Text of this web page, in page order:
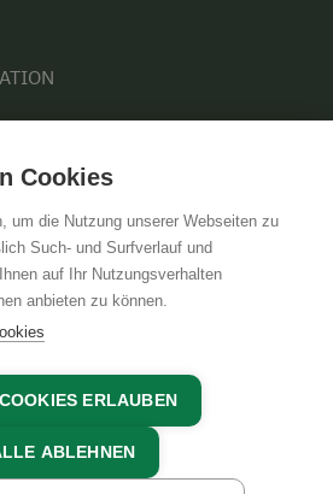
DATENSCHUTZ
Cookies
um die Nutzung unserer Webseiten zu
Such- und Surfverlauf und
auf Ihr Nutzungsverhalten
anbieten zu können.
ERLAUBEN
ABLEHNEN